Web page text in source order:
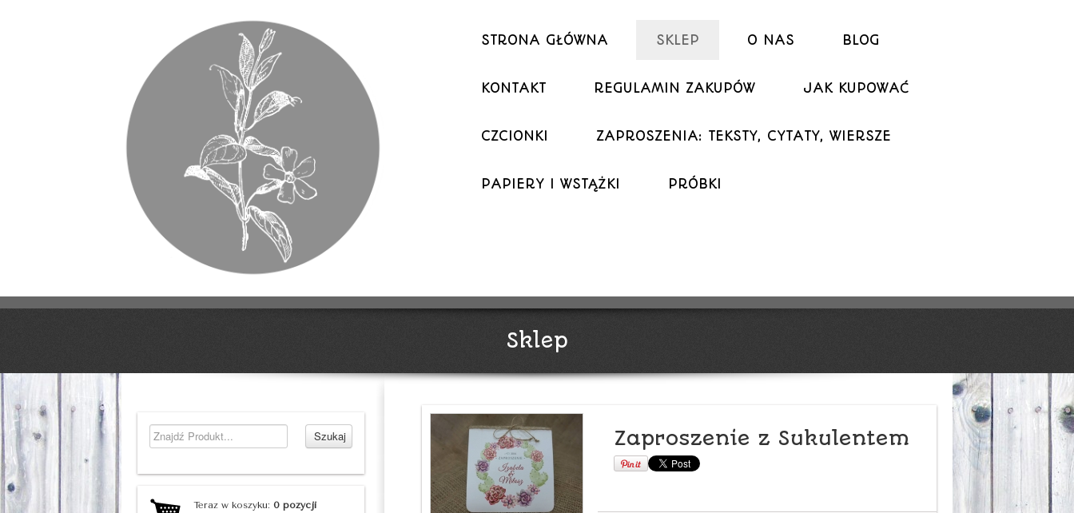
STRONA GŁÓWNA SKLEP O NAS BLOG
KONTAKT REGULAMIN ZAKUPÓW JAK KUPOWAĆ
CZCIONKI ZAPROSZENIA: TEKSTY, CYTATY, WIERSZE
PAPIERY I WSTĄŻKI PRÓBKI
Sklep
Teraz w koszyku: 0 pozycji
Zaproszenie z Sukulentem